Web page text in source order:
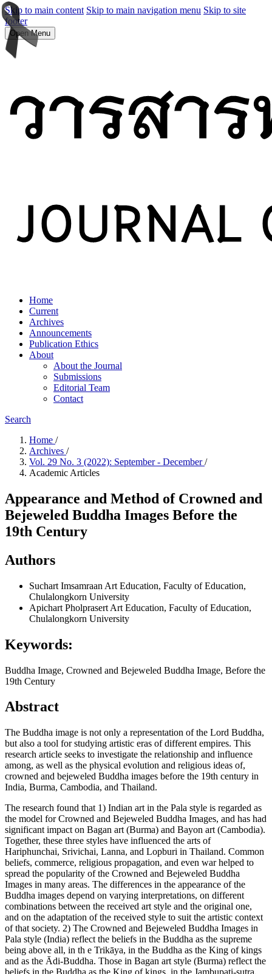
Skip to main content Skip to main navigation menu Skip to site
footer
Open Menu
Home
Current
Archives
Announcements
Publication Ethics
About
About the Journal
Submissions
Editorial Team
Contact
Search
Home /
Archives /
Vol. 29 No. 3 (2022): September - December/
Academic Articles
Appearance and Method of Crowned and
Bejeweled Buddha Images Before the
19th Century
Authors
Suchart Imsamraan Art Education, Faculty of Education,
Chulalongkorn University
Apichart Pholprasert Art Education, Faculty of Education,
Chulalongkorn University
Keywords:
Buddha Image, Crowned and Bejeweled Buddha Image, Before the
19th Century
Abstract
The Buddha image is not only a representation of the Lord Buddha,
but also a tool for studying artistic eras of different empires. This
research article seeks to investigate the relationship and influence
among, as well as the physical evolution and religious ideas of,
crowned and bejeweled Buddha images before the 19th century in
India, Burma, Cambodia, and Thailand.
The research found that 1) Indian art in the Pala style is regarded as
the model for Crowned and Bejeweled Buddha Images, and has had
significant impact on Bagan art (Burma) and Bayon art (Cambodia).
Together, these three styles have influenced the arts of
Hariphunchai, Srivichai, Lanna, and Lopburi in Thailand. Common
beliefs, commerce, religious propagation, and even war helped to
spread the popularity of the Crowned and Bejeweled Buddha
Images in many areas. The differences in the appearance of the
Buddha images depend on varying interpretations, on different
combinations between the received art style and the original one,
and on the adaptation of the received style to suit the artistic context
of that society. 2) The Crowned and Bejeweled Buddha Images in
Pala style (India) reflect the beliefs in the Buddha as the supreme
being above all, in th e Trikāya, in the Buddha as the King of kings
and as the Ādi-Buddha. Those in Bagan art style (Burma) reflect the